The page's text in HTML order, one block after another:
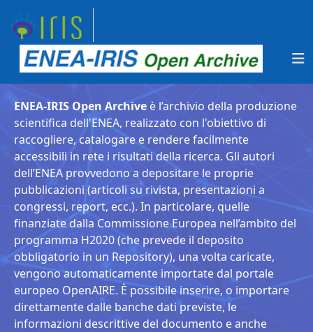
ENEA-IRIS Open Archive è l’archivio della produzione
scientifica dell'ENEA, realizzato con l'obiettivo di
raccogliere, catalogare e rendere facilmente
accessibili in rete i risultati della ricerca. Gli autori
dell’ENEA provvedono a depositare le proprie
pubblicazioni (articoli su rivista, presentazioni a
congressi, report, ecc.). In particolare, quelle
finanziate dalla Commissione Europea nell’ambito del
programma H2020 (che prevede il deposito
obbligatorio in un Repository), una volta caricate,
vengono automaticamente importate dal portale
europeo OpenAIRE. È possibile inserire, o importare
direttamente dalle banche dati previste, le
informazioni descrittive del documento e anche